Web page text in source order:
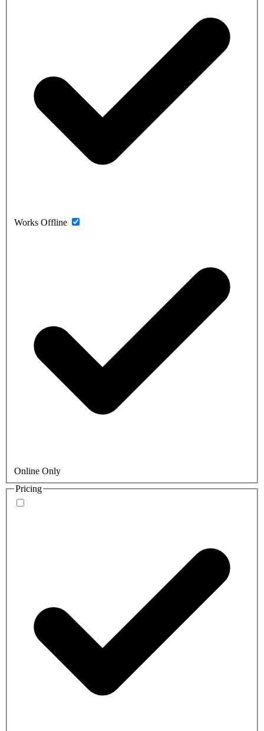
Works Offline
Online Only
Pricing